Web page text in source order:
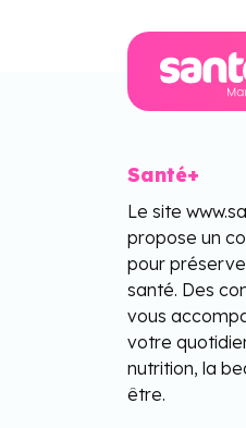
Santé+
Le site
propose un
pour
santé. Des
vous
votre
nutrition, la
être.